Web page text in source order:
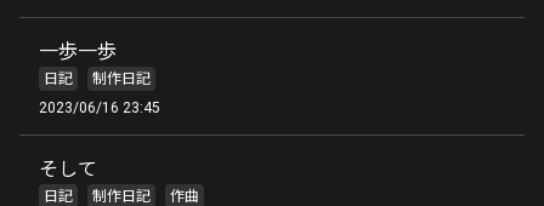
一歩一歩
日記
制作日記
2023/06/16 23:45
そして
日記 制作日記 作曲